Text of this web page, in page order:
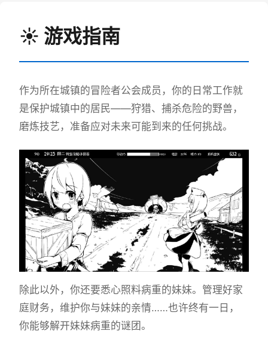
☀️ 游戏指南
作为所在城镇的冒险者公会成员，你的日常工作就
是保护城镇中的居民——狩猎、捕杀危险的野兽，
磨炼技艺，准备应对未来可能到来的任何挑战。
除此以外，你还要悉心照料病重的妹妹。管理好家
庭财务，维护你与妹妹的亲情……也许终有一日，
你能够解开妹妹病重的谜团。